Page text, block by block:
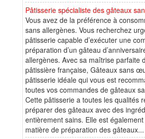
Pâtisserie spécialiste des gâteaux
Vous avez de la préférence à
sans allergènes. Vous recherchez
pâtisserie capable d’exécuter une
préparation d’un gâteau
allergènes. Avec sa maîtrise parfaite
pâtissière française, Gâteaux sans
pâtisserie idéale qui vous est
toutes vos commandes de gâteaux
Cette pâtisserie a toutes les qualités
préparer des gâteaux avec des
entièrement sains. Elle est
matière de préparation des gâteaux...